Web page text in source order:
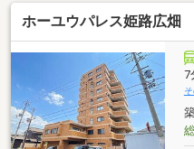
ホーユウパレス姫路広畑
7